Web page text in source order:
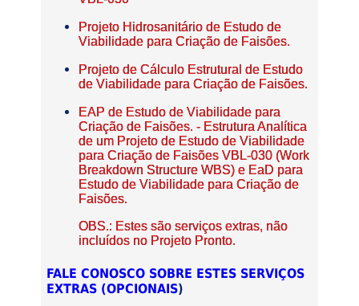
Projeto Hidrosanitário de Estudo de
Viabilidade para Criação de Faisões.
Projeto de Cálculo Estrutural de Estudo
de Viabilidade para Criação de Faisões.
EAP de Estudo de Viabilidade para
Criação de Faisões. - Estrutura Analítica
de um Projeto de Estudo de Viabilidade
para Criação de Faisões VBL-030 (Work
Breakdown Structure WBS) e EaD para
Estudo de Viabilidade para Criação de
Faisões.
OBS.: Estes são serviços extras, não
incluídos no Projeto Pronto.
FALE CONOSCO SOBRE ESTES SERVIÇOS
EXTRAS (OPCIONAIS)